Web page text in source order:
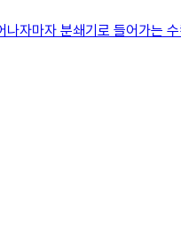
자마자 분쇄기로 들어가는